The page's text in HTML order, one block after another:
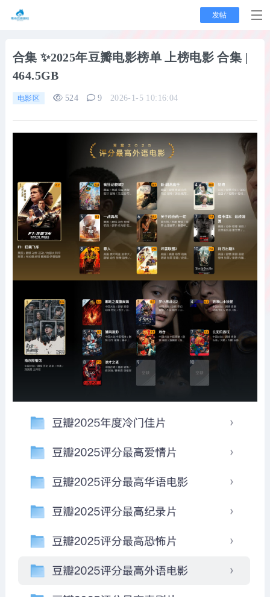
发帖
合集✨2025年豆瓣电影榜单 上榜电影 合集 |
464.5GB
电影区 524 9 2026-1-5 10:16:04